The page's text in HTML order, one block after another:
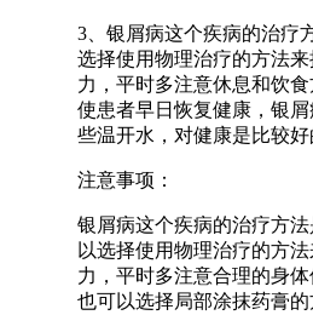
3、银屑病这个疾病的治疗
选择使用物理治疗的方法
力，平时多注意休息和饮
使患者早日恢复健康，银
些温开水，对健康是比较好
注意事项：
银屑病这个疾病的治疗方
以选择使用物理治疗的方
力，平时多注意合理的身体
也可以选择局部涂抹药膏的